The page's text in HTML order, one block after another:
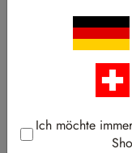
Ich möchte